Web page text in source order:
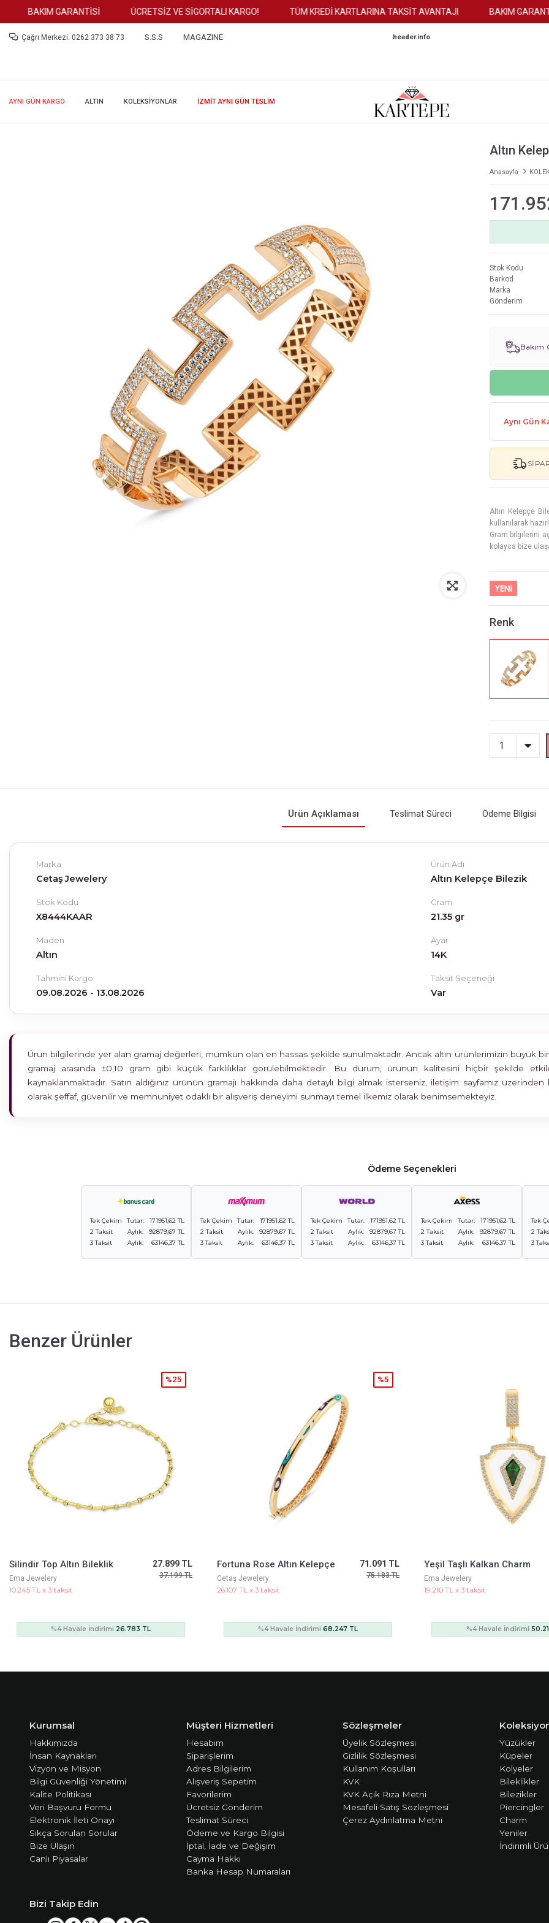
BAKIM GARANTİSİ ÜCRETSİZ VE SİGORTALI KARGO! TÜM KREDİ KARTLARINA TAKSİT AVANTAJI BAKIM GARANTİSİ
Çağrı Merkezi: 0262 373 38 73 S.S.S MAGAZINE header.info
AYNI GÜN KARGO ALTIN KOLEKSİYONLAR İZMİT AYNI GÜN TESLİM
Altın
Anasayfa
Stok Kodu
Barkod
Marka
Gönderim
Bakım
Aynı Gün
Altın Kelepçe
kullanılarak
Gram bilgilerini
kolayca bize
Renk
Ürün Açıklaması Teslimat Süreci Ödeme Bilgisi
Marka
Cetaş Jewelery
Ürün Adı
Altın Kelepçe Bilezik
Stok Kodu
X8444KAAR
Gram
21.35 gr
Maden
Altın
Ayar
14K
Tahmini Kargo
09.08.2026 - 13.08.2026
Taksit Seçeneği
Var
Ürün bilgilerinde yer alan gramaj değerleri, mümkün olan en hassas şekilde sunulmaktadır. Ancak altın ürünlerimizin büyük
gramaj arasında ±0,10 gram gibi küçük farklılıklar görülebilmektedir. Bu durum, ürünün kalitesini hiçbir şekilde
kaynaklanmaktadır. Satın aldığınız ürünün gramajı hakkında daha detaylı bilgi almak isterseniz, iletişim sayfamız
olarak şeffaf, güvenilir ve memnuniyet odaklı bir alışveriş deneyimi sunmayı temel ilkemiz olarak benimsemekteyiz.
Ödeme Seçenekleri
Tek Çekim Tutar:
171951,62 TL
2 Taksit
Aylık:
92879,67 TL
3 Taksit
Aylık: 63146,37 TL
Tek Çekim Tutar:
171951,62 TL
2 Taksit
Aylık:
92879,67 TL
3 Taksit
Aylık: 63146,37 TL
Tek Çekim Tutar:
171951,62 TL
2 Taksit
Aylık:
92879,67 TL
3 Taksit
Aylık: 63146,37 TL
Tek Çekim Tutar:
171951,62 TL
2 Taksit
Aylık:
92879,67 TL
3 Taksit
Aylık: 63146,37 TL
Tek
2
3
Benzer Ürünler
Fortuna Rose Altın Kelepçe
Cetaş Jewelery
26.107 TL x 3 taksit
71.091 TL
75.183 TL
%5
%4 Havale İndirimi 68.247 TL
Yeşil Taşlı Kalkan Charm
Ema Jewelery
19.210 TL x 3 taksit
52.311 TL
69.748 TL
%25
%4 Havale İndirimi50.219 TL
Altın Bileklik
Cetaş Jewelery
63.801 TL x 3 taksit
%4 Havale İndirimi
Kurumsal
Hakkımızda
İnsan Kaynakları
Vizyon ve Misyon
Bilgi Güvenliği Yönetimi
Kalite Politikası
Veri Başvuru Formu
Elektronik İleti Onayı
Sıkça Sorulan Sorular
Bize Ulaşın
Canlı Piyasalar
Müşteri Hizmetleri
Hesabım
Siparişlerim
Adres Bilgilerim
Alışveriş Sepetim
Favorilerim
Ücretsiz Gönderim
Teslimat Süreci
Ödeme ve Kargo Bilgisi
İptal, İade ve Değişim
Cayma Hakkı
Banka Hesap Numaraları
Sözleşmeler
Üyelik Sözleşmesi
Gizlilik Sözleşmesi
Kullanım Koşulları
KVK
KVK Açık Rıza Metni
Mesafeli Satış Sözleşmesi
Çerez Aydınlatma Metni
Yüzükler
Küpeler
Kolyeler
Bileklikler
Bilezikler
Piercingler
Charm
Yeniler
İndirimli
Bizi Takip Edin